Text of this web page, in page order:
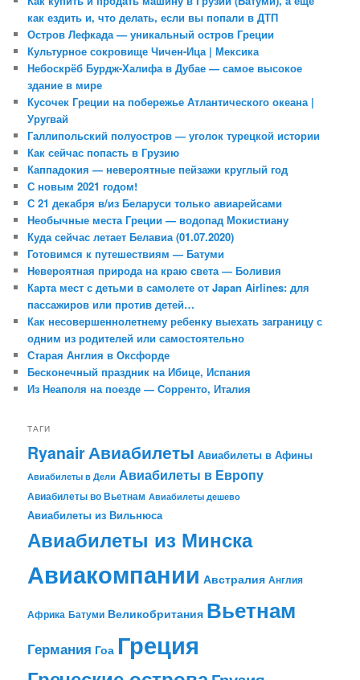
как ездить и, что делать, если вы попали в ДТП
Остров Лефкада — уникальный остров Греции
Культурное сокровище Чичен-Ица | Мексика
Небоскрёб Бурдж-Халифа в Дубае — самое высокое
здание в мире
Кусочек Греции на побережье Атлантического океана |
Уругвай
Галлипольский полуостров — уголок турецкой истории
Как сейчас попасть в Грузию
Каппадокия — невероятные пейзажи круглый год
С новым 2021 годом!
С 21 декабря в/из Беларуси только авиарейсами
Необычные места Греции — водопад Мокистиану
Куда сейчас летает Белавиа (01.07.2020)
Готовимся к путешествиям — Батуми
Невероятная природа на краю света — Боливия
Карта мест с детьми в самолете от Japan Airlines: для
пассажиров или против детей…
Как несовершеннолетнему ребенку выехать заграницу с
одним из родителей или самостоятельно
Старая Англия в Оксфорде
Бесконечный праздник на Ибице, Испания
Из Неаполя на поезде — Сорренто, Италия
ТАГИ
RyanairАвиабилеты Авиабилеты в Афины
Авиабилеты в Дели Авиабилеты в Европу
Авиабилеты во Вьетнам Авиабилеты дешево
Авиабилеты из Вильнюса
Авиабилеты из Минска
Авиакомпании Австралия Англия
Африка Батуми Великобритания Вьетнам
Германия Гоа Греция